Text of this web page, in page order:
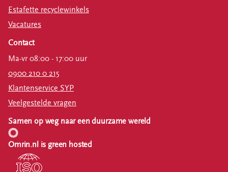
Estafette recyclewinkels
Vacatures
Contact
Ma-vr 08:00 - 17:00 uur
0900 210 0 215
Klantenservice SYP
Veelgestelde vragen
Samen op weg naar een duurzame wereld
Omrin.nl is green hosted